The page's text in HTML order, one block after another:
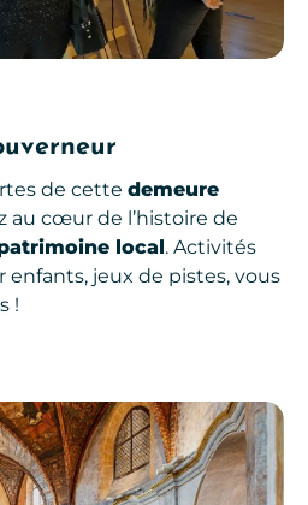
de cette demeure
au cœur de l’histoire de
local. Activités
enfants, jeux de pistes, vous
!
© Nicolas Diolez